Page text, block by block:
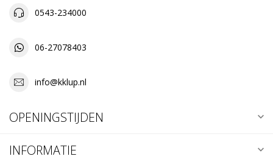
0543-234000
06-27078403
info@kklup.nl
OPENINGSTIJDEN
INFORMATIE